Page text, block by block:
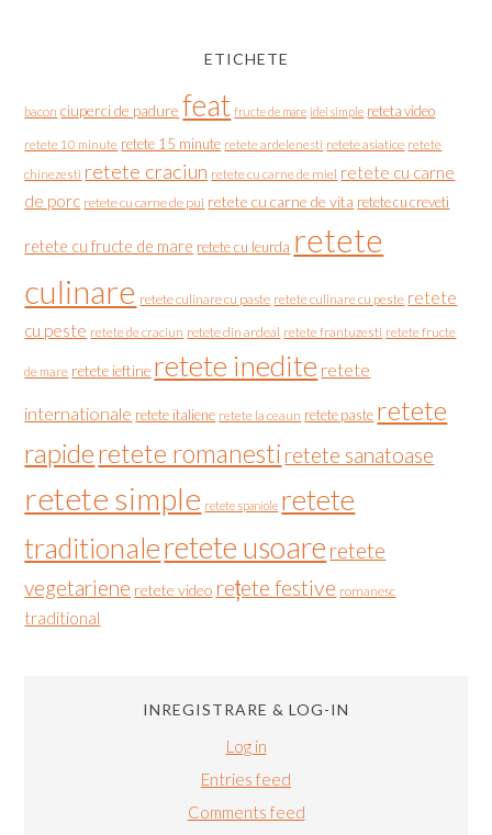
ETICHETE
bacon ciuperci de padure feat fructe de mare idei simple reteta video
retete 10 minute retete 15 minute retete ardelenesti retete asiatice retete
chinezesti retete craciun retete cu carne de miel retete cu carne
de porc retete cu carne de pui retete cu carne de vita retete cu creveti
retete cu fructe de mare retete cu leurda retete
culinare retete culinare cu paste retete culinare cu peste retete
cu peste retete de craciun retete din ardeal retete frantuzesti retete fructe
de mare retete ieftine retete inedite retete
internationale retete italiene retete la ceaun retete paste retete
rapideretete romanesti retete sanatoase
retete simple retete spaniole retete
traditionaleretete usoare retete
vegetariene retete video rețete festive romanesc
traditional
INREGISTRARE & LOG-IN
Log in
Entries feed
Comments feed